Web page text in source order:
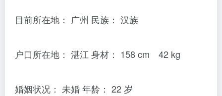
目前所在地： 广州 民族： 汉族
户口所在地： 湛江 身材： 158 cm 42 kg
婚姻状况： 未婚 年龄： 22 岁